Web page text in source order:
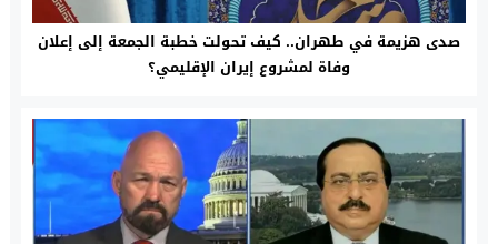
صدى هزيمة في طهران.. كيف تحولت خطبة الجمعة إلى إعلان
وفاة لمشروع إيران الإقليمي؟